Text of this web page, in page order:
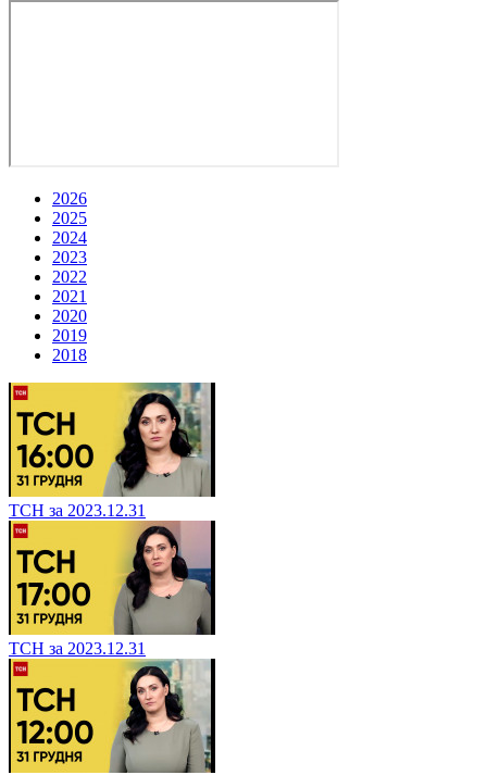
2026
2025
2024
2023
2022
2021
2020
2019
2018
ТСН за 2023.12.31
ТСН за 2023.12.31